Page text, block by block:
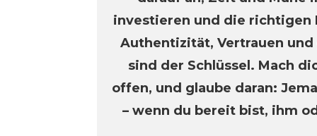
investieren und die richtigen
Authentizität, Vertrauen
sind der Schlüssel. Mach
offen, und glaube daran:
– wenn du bereit bist, ihm